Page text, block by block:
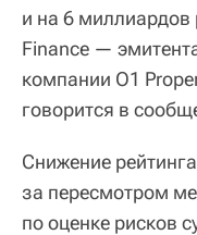
и на 6 миллиардов
Finance —
компании O1
говорится в
Снижение
за пересмотром
по оценке рисков